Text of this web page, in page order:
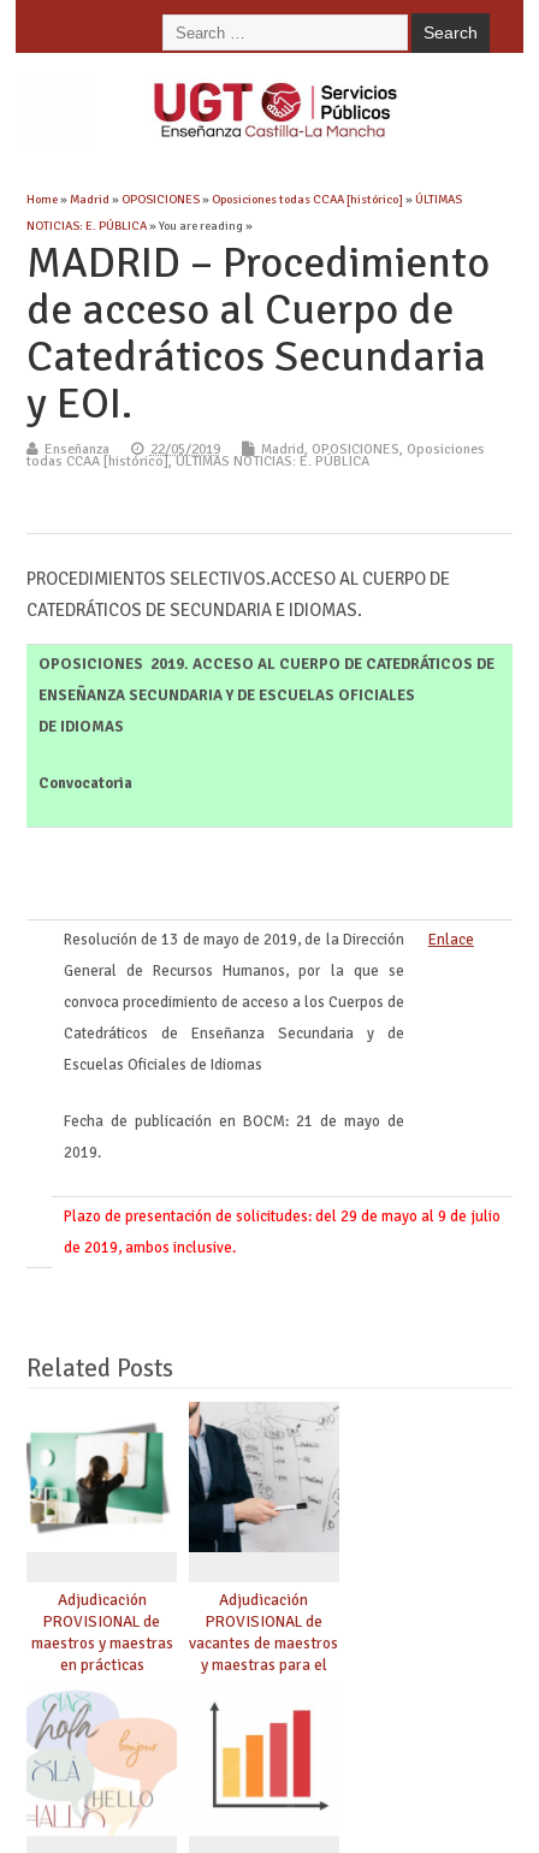
Home»Madrid » OPOSICIONES» Oposiciones todas CCAA [histórico] »ÚLTIMAS
NOTICIAS: E. PÚBLICA» You are reading »
MADRID – Procedimiento
de acceso al Cuerpo de
Catedráticos Secundaria
y EOI.
Enseñanza 22/05/2019 Madrid, OPOSICIONES, Oposiciones
todas CCAA [histórico],ÚLTIMAS NOTICIAS: E. PÚBLICA
PROCEDIMIENTOS SELECTIVOS.ACCESO AL CUERPO DE
CATEDRÁTICOS DE SECUNDARIA E IDIOMAS.
OPOSICIONES 2019. ACCESO AL CUERPO DE CATEDRÁTICOS DE
ENSEÑANZA SECUNDARIA Y DE ESCUELAS OFICIALES
DE IDIOMAS
Convocatoria
Resolución de 13 de mayo de 2019, de la Dirección
General de Recursos Humanos, por la que se
convoca procedimiento de acceso a los Cuerpos de
Catedráticos de Enseñanza Secundaria y de
Escuelas Oficiales de Idiomas
Fecha de publicación en BOCM: 21 de mayo de
2019.
Enlace
Plazo de presentación de solicitudes: del 29 de mayo al 9 de julio
de 2019, ambos inclusive.
Related Posts
Adjudicación
PROVISIONAL de
maestros y maestras
en prácticas
Adjudicación
PROVISIONAL de
vacantes de maestros
y maestras para el